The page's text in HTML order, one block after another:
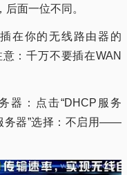
面一位不同。
插在你的无线路由器的
：千万不要插在WAN
器：点击“DHCP服务
务器”选择：不启用——